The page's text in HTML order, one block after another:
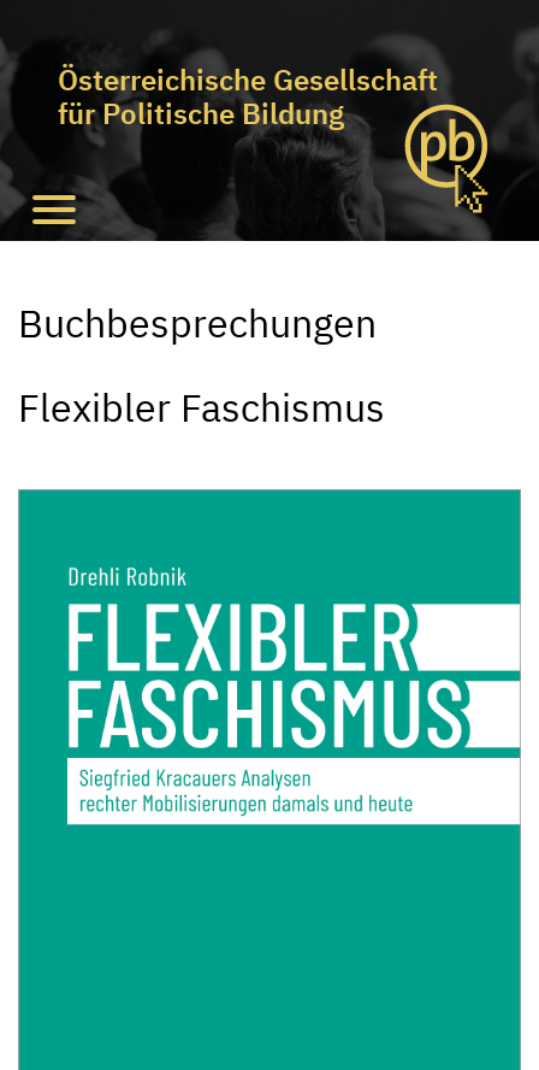
Österreichische Gesellschaft
für Politische Bildung
Buchbesprechungen
Flexibler Faschismus